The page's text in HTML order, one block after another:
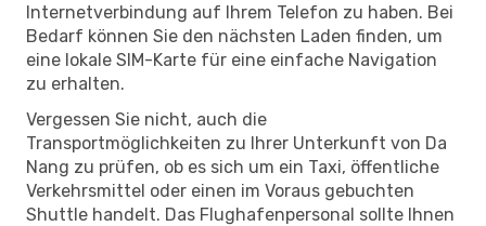
Internetverbindung auf Ihrem Telefon zu haben. Bei
Bedarf können Sie den nächsten Laden finden, um
eine lokale SIM-Karte für eine einfache Navigation
zu erhalten.
Vergessen Sie nicht, auch die
Transportmöglichkeiten zu Ihrer Unterkunft von Da
Nang zu prüfen, ob es sich um ein Taxi, öffentliche
Verkehrsmittel oder einen im Voraus gebuchten
Shuttle handelt. Das Flughafenpersonal sollte Ihnen